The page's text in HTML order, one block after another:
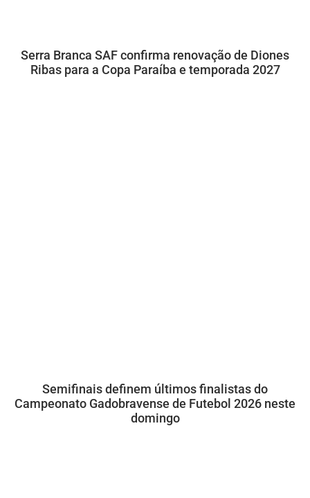
Serra Branca SAF confirma renovação de Diones
Ribas para a Copa Paraíba e temporada 2027
Semifinais definem últimos finalistas do
Campeonato Gadobravense de Futebol 2026 neste
domingo